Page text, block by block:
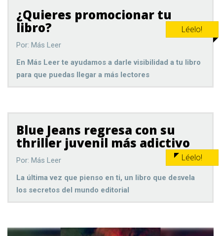
¿Quieres promocionar tu
libro? Léelo!
Por: Más Leer
En Más Leer te ayudamos a darle visibilidad a tu libro
para que puedas llegar a más lectores
Blue Jeans regresa con su
thriller juvenil más adictivo
Léelo!
Por: Más Leer
La última vez que pienso en ti, un libro que desvela
los secretos del mundo editorial